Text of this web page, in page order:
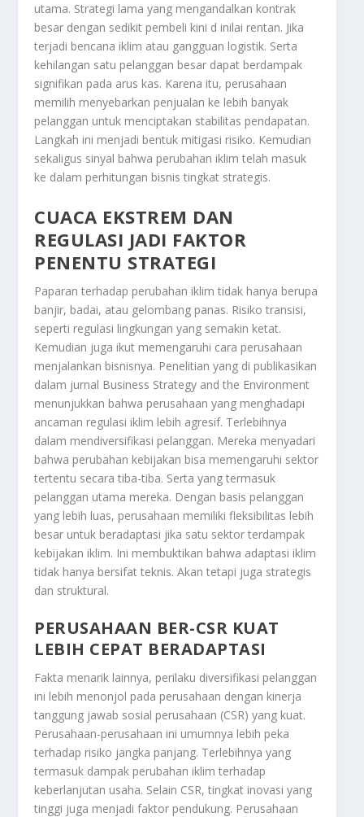
utama. Strategi lama yang mengandalkan kontrak
besar dengan sedikit pembeli kini d inilai rentan. Jika
terjadi bencana iklim atau gangguan logistik. Serta
kehilangan satu pelanggan besar dapat berdampak
signifikan pada arus kas. Karena itu, perusahaan
memilih menyebarkan penjualan ke lebih banyak
pelanggan untuk menciptakan stabilitas pendapatan.
Langkah ini menjadi bentuk mitigasi risiko. Kemudian
sekaligus sinyal bahwa perubahan iklim telah masuk
ke dalam perhitungan bisnis tingkat strategis.
CUACA EKSTREM DAN
REGULASI JADI FAKTOR
PENENTU STRATEGI
Paparan terhadap perubahan iklim tidak hanya berupa
banjir, badai, atau gelombang panas. Risiko transisi,
seperti regulasi lingkungan yang semakin ketat.
Kemudian juga ikut memengaruhi cara perusahaan
menjalankan bisnisnya. Penelitian yang di publikasikan
dalam jurnal Business Strategy and the Environment
menunjukkan bahwa perusahaan yang menghadapi
ancaman regulasi iklim lebih agresif. Terlebihnya
dalam mendiversifikasi pelanggan. Mereka menyadari
bahwa perubahan kebijakan bisa memengaruhi sektor
tertentu secara tiba-tiba. Serta yang termasuk
pelanggan utama mereka. Dengan basis pelanggan
yang lebih luas, perusahaan memiliki fleksibilitas lebih
besar untuk beradaptasi jika satu sektor terdampak
kebijakan iklim. Ini membuktikan bahwa adaptasi iklim
tidak hanya bersifat teknis. Akan tetapi juga strategis
dan struktural.
PERUSAHAAN BER-CSR KUAT
LEBIH CEPAT BERADAPTASI
Fakta menarik lainnya, perilaku diversifikasi pelanggan
ini lebih menonjol pada perusahaan dengan kinerja
tanggung jawab sosial perusahaan (CSR) yang kuat.
Perusahaan-perusahaan ini umumnya lebih peka
terhadap risiko jangka panjang. Terlebihnya yang
termasuk dampak perubahan iklim terhadap
keberlanjutan usaha. Selain CSR, tingkat inovasi yang
tinggi juga menjadi faktor pendukung. Perusahaan